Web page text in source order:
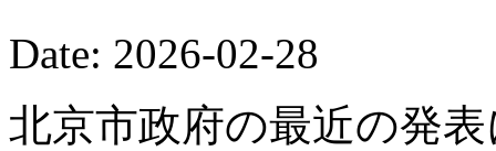
Date: 2026-02-28
北京市政府の最近の発